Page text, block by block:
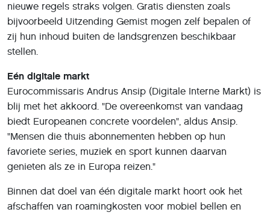
nieuwe regels straks volgen. Gratis diensten zoals
bijvoorbeeld Uitzending Gemist mogen zelf bepalen of
zij hun inhoud buiten de landsgrenzen beschikbaar
stellen.
Eén digitale markt
Eurocommissaris Andrus Ansip (Digitale Interne Markt) is
blij met het akkoord. "De overeenkomst van vandaag
biedt Europeanen concrete voordelen", aldus Ansip.
"Mensen die thuis abonnementen hebben op hun
favoriete series, muziek en sport kunnen daarvan
genieten als ze in Europa reizen."
Binnen dat doel van één digitale markt hoort ook het
afschaffen van roamingkosten voor mobiel bellen en